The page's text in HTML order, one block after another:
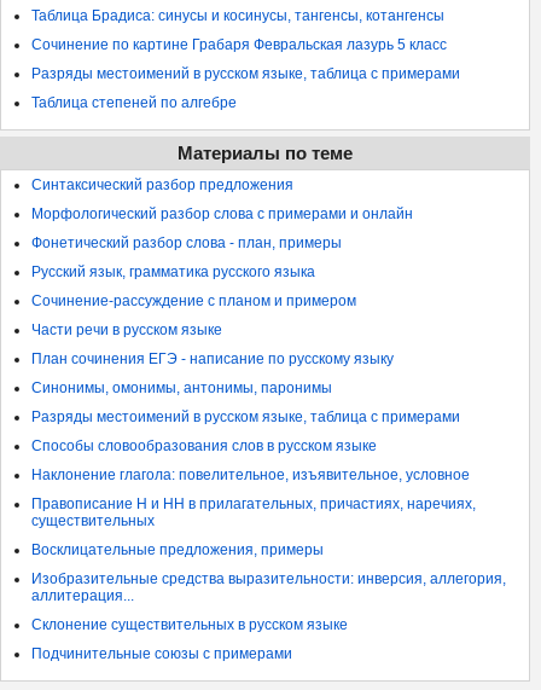
Таблица Брадиса: синусы и косинусы, тангенсы, котангенсы
Сочинение по картине Грабаря Февральская лазурь 5 класс
Разряды местоимений в русском языке, таблица с примерами
Таблица степеней по алгебре
Материалы по теме
Синтаксический разбор предложения
Морфологический разбор слова с примерами и онлайн
Фонетический разбор слова - план, примеры
Русский язык, грамматика русского языка
Сочинение-рассуждение с планом и примером
Части речи в русском языке
План сочинения ЕГЭ - написание по русскому языку
Синонимы, омонимы, антонимы, паронимы
Разряды местоимений в русском языке, таблица с примерами
Способы словообразования слов в русском языке
Наклонение глагола: повелительное, изъявительное, условное
Правописание Н и НН в прилагательных, причастиях, наречиях,
существительных
Восклицательные предложения, примеры
Изобразительные средства выразительности: инверсия, аллегория,
аллитерация...
Склонение существительных в русском языке
Подчинительные союзы с примерами